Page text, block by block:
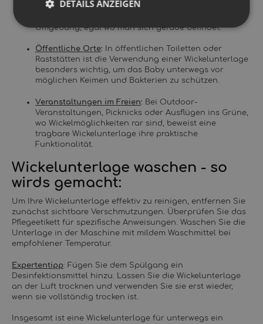
Auto, ist eine Wickelunterlage ein unverzichtbarer
Umgebung, egal wo man sich gerade befindet.
Öffentliche Orte: In öffentlichen Toiletten oder
Raststätten ist die Verwendung einer Wickelunterlage
besonders wichtig, um das Baby unterwegs vor
möglichen Keimen und Bakterien zu schützen.
Veranstaltungen im Freien: Bei Outdoor-
Veranstaltungen, Picknicks oder Ausflügen ins Grüne,
wo Wickelmöglichkeiten rar sind, beweist eine
tragbare Wickelunterlage ihre praktische
Funktionalität.
Wickelunterlage waschen - so
wirds gemacht:
Um Ihre Wickelunterlage effektiv zu reinigen, entfernen Sie
zunächst sichtbare Verschmutzungen. Überprüfen Sie das
Pflegeetikett für spezifische Anweisungen. Waschen Sie die
Unterlage in der Maschine mit mildem Waschmittel bei
empfohlener Temperatur.
Expertentipp: Fügen Sie dem Spülgang ein
Desinfektionsmittel hinzu. Lassen Sie die Wickelunterlage
an der Luft trocknen und verwenden Sie sie erst wieder,
wenn sie vollständig trocken ist.
Insgesamt ist eine Wickelunterlage für unterwegs ein
DETAILS ANZEIGEN